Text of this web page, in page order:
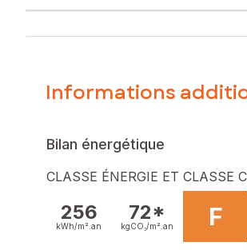
Cette belle Médocaine est composée
Au 1er étage, une pièce palière
Prix de vente : 240 000 €
Honoraires charge vendeur
Contactez votre conseiller SAFTI :
Informations
Bilan énergétique
CLASSE ÉNERGIE ET CLASSE
256
kWh/m². an
72*
kgCO₂/m². an F